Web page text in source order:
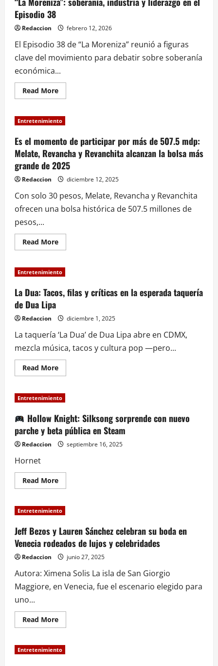
Episodio 38
Redaccion febrero 12, 2026
El Episodio 38 de “La Moreniza” reunió a figuras
clave del movimiento para debatir sobre soberanía
económica...
Read MoreRead
more
Moreniza”:
soberanía,
y
liderazgo
en
el
Episodio
38
Entretenimiento
Es el momento de participar por más de 507.5 mdp:
Melate, Revancha y Revanchita alcanzan la bolsa más
grande de 2025
Redaccion diciembre 12, 2025
Con solo 30 pesos, Melate, Revancha y Revanchita
ofrecen una bolsa histórica de 507.5 millones de
pesos,...
Read MoreRead
more
el
momento
participar
por
507.5
mdp:
Melate,
Revancha
y
Revanchita
alcanzan
bolsa
más
de
2025
Entretenimiento
La Dua: Tacos, filas y críticas en la esperada taquería
de Dua Lipa
Redaccion diciembre 1, 2025
La taquería ‘La Dua’ de Dua Lipa abre en CDMX,
mezcla música, tacos y cultura pop —pero...
Read MoreRead
more
Dua:
Tacos,
y
críticas
en
la
esperada
taquería
Entretenimiento
Hollow Knight: Silksong sorprende con nuevo
parche y beta pública en Steam
Redaccion septiembre 16, 2025
Hornet
Read MoreRead
more
Hollow
Knight:
sorprende
con
nuevo
parche
y
beta
pública
en
Steam
Entretenimiento
Jeff Bezos y Lauren Sánchez celebran su boda en
Venecia rodeados de lujos y celebridades
Redaccion junio 27, 2025
Autora: Ximena Solis La isla de San Giorgio
Maggiore, en Venecia, fue el escenario elegido para
uno...
Read MoreRead
more
Bezos
y
Entretenimiento